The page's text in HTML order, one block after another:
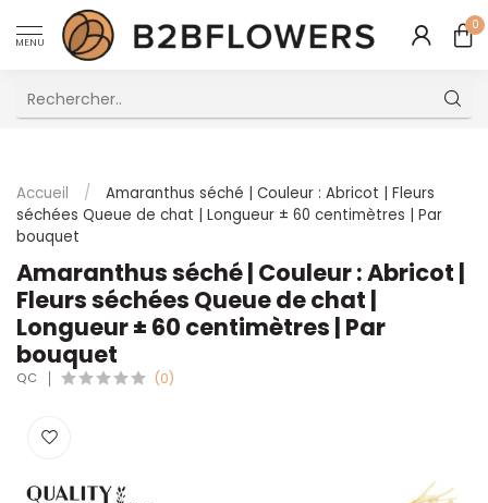
MENU
0
Accueil /
Amaranthus séché | Couleur : Abricot | Fleurs
séchées Queue de chat | Longueur ± 60 centimètres | Par
bouquet
Amaranthus séché | Couleur : Abricot |
Fleurs séchées Queue de chat |
Longueur ± 60 centimètres | Par
bouquet
QC (0)